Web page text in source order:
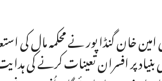
امین خان گنڈا پور نے محکمہ مال کی
بنیاد پر افسران تعینات کرنے کی